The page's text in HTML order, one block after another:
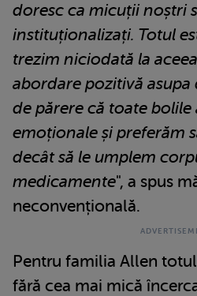
doresc ca micuții noștri
instituționalizați. Totul
trezim niciodată la
abordare pozitivă asupa
de părere că toate bolile
emoționale și preferăm
decât să le umplem
medicamente", a spus
neconvențională.
Pentru familia Allen
fără cea mai mică